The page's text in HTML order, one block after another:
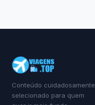
Conteúdo cuidadosamente
selecionado para quem